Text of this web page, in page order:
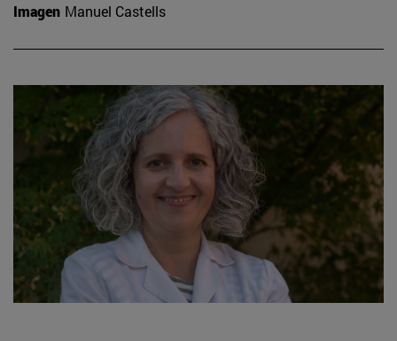
Imagen Manuel Castells